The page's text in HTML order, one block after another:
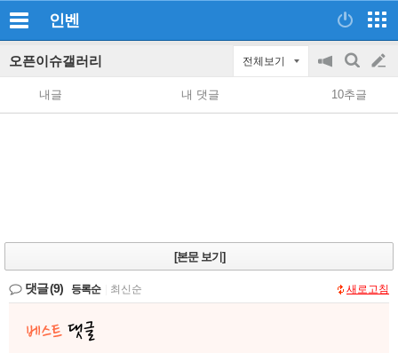
인벤
오픈이슈갤러리 전체보기
공
지
on/off
검
색
글
쓰
내글 내 댓글 10추글
[본문 보기]
댓글(9) 등록순 최신순 새로고침